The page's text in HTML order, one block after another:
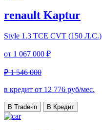
renault Kaptur
Style 1.3 TCE CVT (150 Л.С.)
от 1 067 000 ₽
₽ 1 546 000
в кредит от 12 776 руб/мес.
В Trade-in В Кредит